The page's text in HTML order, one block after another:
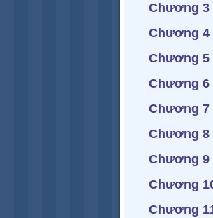
Chương 3
Chương 4
Chương 5
Chương 6
Chương 7
Chương 8
Chương 9
Chương
Chương